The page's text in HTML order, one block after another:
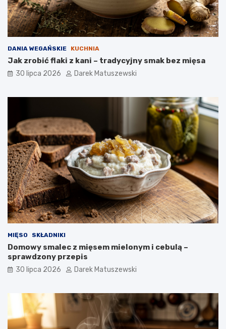
DANIA WEGAŃSKIE KUCHNIA
Jak zrobić flaki z kani – tradycyjny smak bez mięsa
30 lipca 2026 Darek Matuszewski
MIĘSO SKŁADNIKI
Domowy smalec z mięsem mielonym i cebulą –
sprawdzony przepis
30 lipca 2026 Darek Matuszewski